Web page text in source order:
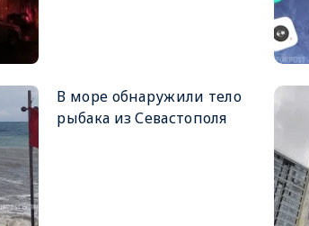
В море обнаружили тело
рыбака из Севастополя